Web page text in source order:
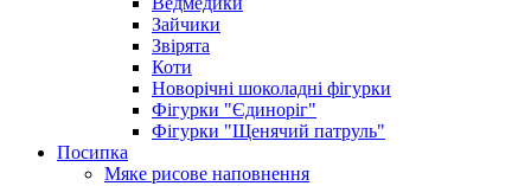
Зайчики
Звірята
Коти
Новорічні шоколадні фігурки
Фігурки "Єдиноріг"
Фігурки "Щенячий патруль"
Посипка
Мяке рисове наповнення